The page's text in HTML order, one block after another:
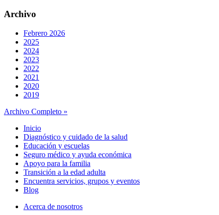
Archivo
Febrero 2026
2025
2024
2023
2022
2021
2020
2019
Archivo Completo »
Inicio
Diagnóstico y cuidado de la salud
Educación y escuelas
Seguro médico y ayuda económica
Apoyo para la familia
Transición a la edad adulta
Encuentra servicios, grupos y eventos
Blog
Acerca de nosotros